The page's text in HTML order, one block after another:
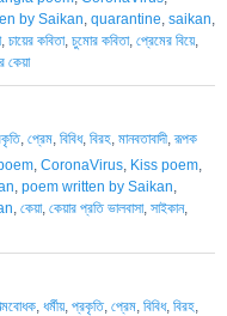
by Saikan quarantine saikan
, চায়ের কবিতা, চুমোর কবিতা, প্রেমের বিয়ে,
কেয়া
, প্রেম, বিবিধ, বিরহ, মানবতাবাদী,রূপক
CoronaVirus Kiss poem
poem written by Saikan
কেয়া, কেয়ার প্রতি ভালবাসা, সাইকান,
, ধর্মীয়, প্রকৃতি, প্রেম, বিবিধ, বিরহ,